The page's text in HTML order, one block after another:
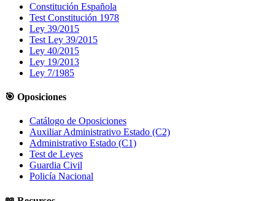
Constitución Española
Test Constitución 1978
Ley 39/2015
Test Ley 39/2015
Ley 40/2015
Ley 19/2013
Ley 7/1985
🎯 Oposiciones
Catálogo de Oposiciones
Auxiliar Administrativo Estado (C2)
Administrativo Estado (C1)
Test de Leyes
Guardia Civil
Policía Nacional